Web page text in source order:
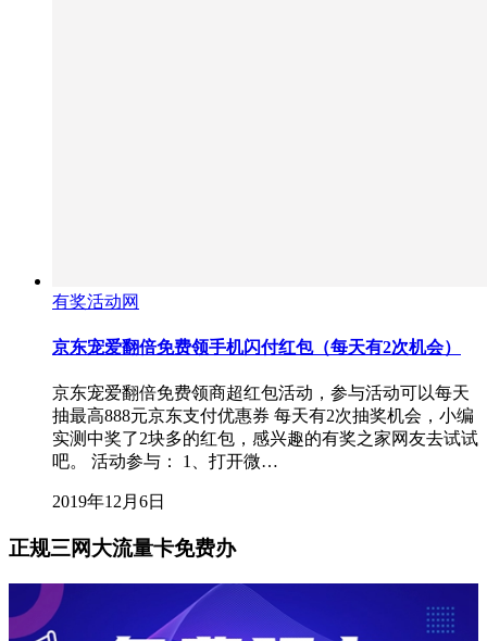
有奖活动网
京东宠爱翻倍免费领手机闪付红包（每天有2次机会）
京东宠爱翻倍免费领商超红包活动，参与活动可以每天
抽最高888元京东支付优惠券 每天有2次抽奖机会，小编
实测中奖了2块多的红包，感兴趣的有奖之家网友去试试
吧。 活动参与： 1、打开微…
2019年12月6日
正规三网大流量卡免费办